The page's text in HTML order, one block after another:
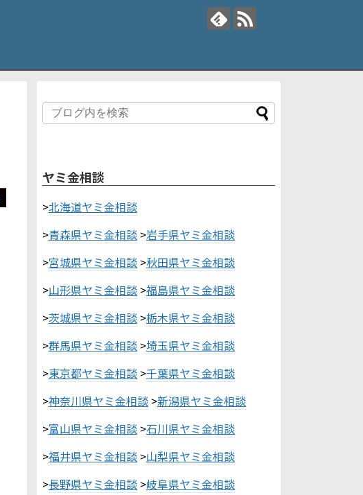
ヤミ金相談
>北海道ヤミ金相談
>青森県ヤミ金相談 >岩手県ヤミ金相談
>宮城県ヤミ金相談 >秋田県ヤミ金相談
>山形県ヤミ金相談 >福島県ヤミ金相談
>茨城県ヤミ金相談 >栃木県ヤミ金相談
>群馬県ヤミ金相談 >埼玉県ヤミ金相談
>東京都ヤミ金相談 >千葉県ヤミ金相談
>神奈川県ヤミ金相談 >新潟県ヤミ金相談
>富山県ヤミ金相談 >石川県ヤミ金相談
>福井県ヤミ金相談 >山梨県ヤミ金相談
>長野県ヤミ金相談 >岐阜県ヤミ金相談